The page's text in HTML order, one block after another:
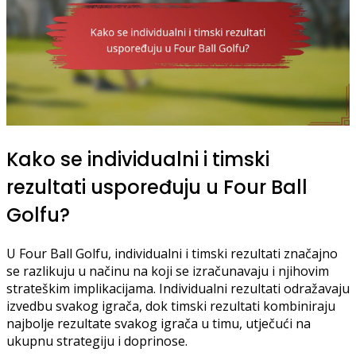
Kako se individualni i timski
rezultati uspoređuju u Four Ball
Golfu?
U Four Ball Golfu, individualni i timski rezultati značajno
se razlikuju u načinu na koji se izračunavaju i njihovim
strateškim implikacijama. Individualni rezultati odražavaju
izvedbu svakog igrača, dok timski rezultati kombiniraju
najbolje rezultate svakog igrača u timu, utječući na
ukupnu strategiju i doprinose.